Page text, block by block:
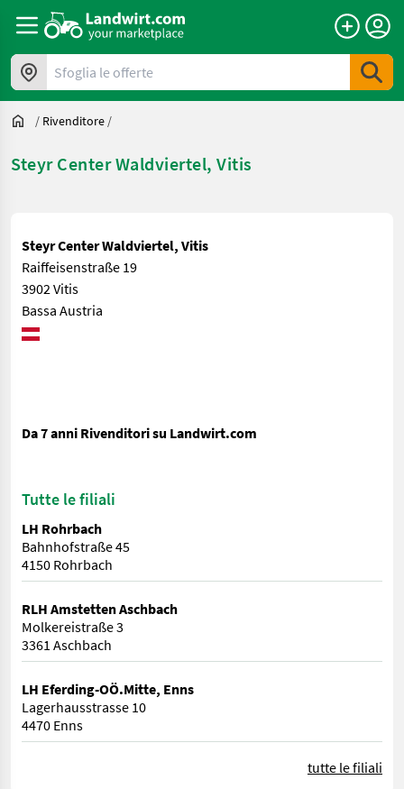
Sfoglia le offerte
/ Rivenditore /
Steyr Center Waldviertel, Vitis
Steyr Center Waldviertel, Vitis
Raiffeisenstraße 19
3902 Vitis
Bassa Austria
Da 7 anni Rivenditori su Landwirt.com
Tutte le filiali
LH Rohrbach
Bahnhofstraße 45
4150 Rohrbach
RLH Amstetten Aschbach
Molkereistraße 3
3361 Aschbach
LH Eferding-OÖ.Mitte, Enns
Lagerhausstrasse 10
4470 Enns
tutte le filiali